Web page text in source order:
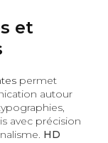
et
permet
autour
avec précision
HD